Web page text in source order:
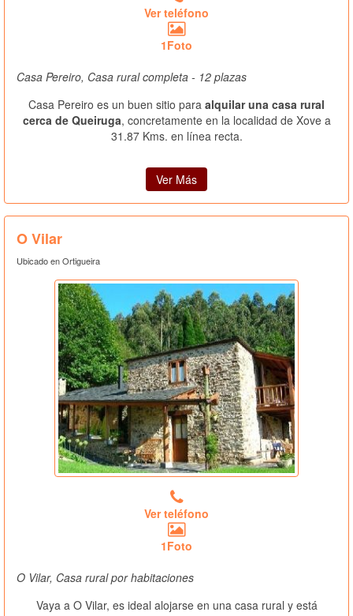
Ver teléfono
1Foto
Casa Pereiro, Casa rural completa - 12 plazas
Casa Pereiro es un buen sitio para alquilar una casa rural
cerca de Queiruga, concretamente en la localidad de Xove a
31.87 Kms. en línea recta.
Ver Más
O Vilar
Ubicado en Ortigueira
Ver teléfono
1Foto
O Vilar, Casa rural por habitaciones
Vaya a O Vilar, es ideal alojarse en una casa rural y está